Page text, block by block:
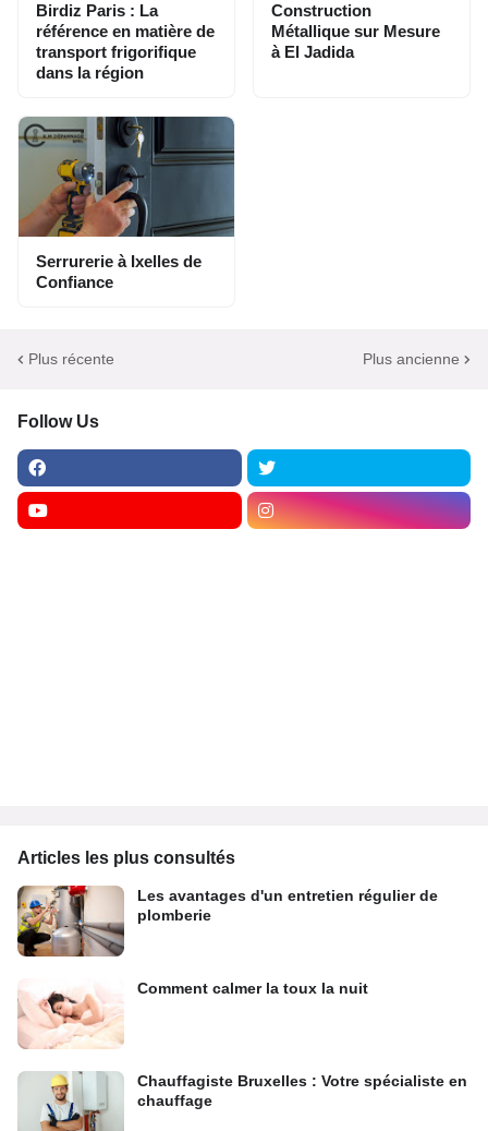
Birdiz Paris : La
référence en matière de
transport frigorifique
dans la région
Construction
Métallique sur Mesure
à El Jadida
Serrurerie à Ixelles de
Confiance
Plus récente Plus ancienne
Follow Us
Articles les plus consultés
Les avantages d'un entretien régulier de
plomberie
Comment calmer la toux la nuit
Chauffagiste Bruxelles : Votre spécialiste en
chauffage